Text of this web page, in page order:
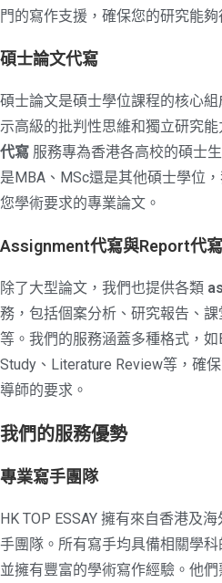
門的寫作支援，確保您的研究能夠
碩士論文代寫
碩士論文是碩士學位課程的核心
示高級的批判性思維和獨立研究
代寫 服務專為香港各高校的碩士
是MBA、MSc還是其他碩士學位
您學術要求的專業論文。
Assignment代寫與Report代寫
除了大型論文，我們也提供各類
務，包括個案分析、研究報告、
等。我們的服務涵蓋多種格式，
Study、Literature Review等，確
導師的要求。
我們的服務優勢
專業寫手團隊
HK TOP ESSAY 擁有來自香港及
手團隊。所有寫手均具備相關學科
並擁有豐富的學術寫作經驗。他